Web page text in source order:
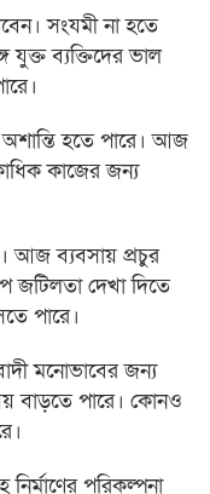
সংযমী না হতে
যুক্ত ব্যক্তিদের ভাল
হতে পারে। আজ
কাজের জন্য
আজ ব্যবসায় প্রচুর
জটিলতা দেখা দিতে
পারে।
মনোভাবের জন্য
বাড়তে পারে। কোনও
পরিকল্পনা